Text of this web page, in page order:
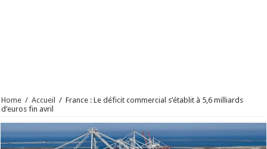
Home / Accueil / France : Le déficit commercial s’établit à 5,6 milliards
d’euros fin avril